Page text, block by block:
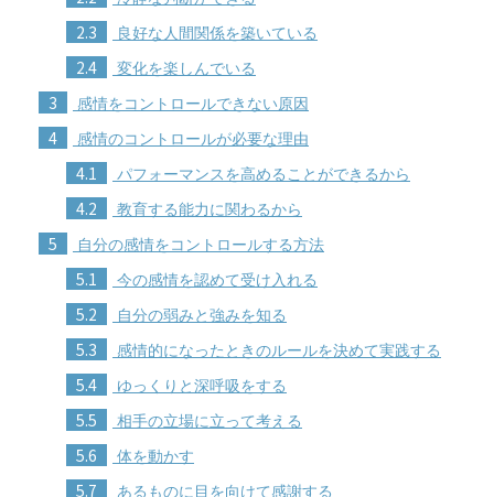
2.3 良好な人間関係を築いている
2.4 変化を楽しんでいる
3 感情をコントロールできない原因
4 感情のコントロールが必要な理由
4.1 パフォーマンスを高めることができるから
4.2 教育する能力に関わるから
5 自分の感情をコントロールする方法
5.1 今の感情を認めて受け入れる
5.2 自分の弱みと強みを知る
5.3 感情的になったときのルールを決めて実践する
5.4 ゆっくりと深呼吸をする
5.5 相手の立場に立って考える
5.6 体を動かす
5.7 あるものに目を向けて感謝する